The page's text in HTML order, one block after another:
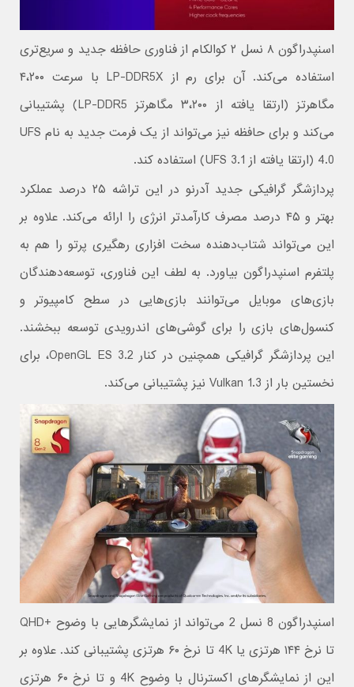
اسنپدراگون ۸ نسل ۲ کوالکام از فناوری حافظه جدید و سریع‌تری
استفاده می‌کند. آن برای رم از LP-DDR5X با سرعت ۴،۲۰۰
مگاهرتز (ارتقا یافته از ۳،۲۰۰ مگاهرتز LP-DDR5) پشتیبانی
می‌کند و برای حافظه نیز می‌تواند از یک فرمت جدید به نام UFS
4.0 (ارتقا یافته از UFS 3.1) استفاده کند.
پردازشگر گرافیکی جدید آدرنو در این تراشه ۲۵ درصد عملکرد
بهتر و ۴۵ درصد مصرف کارآمدتر انرژی را ارائه می‌کند. علاوه بر
این می‌تواند شتاب‌دهنده سخت افزاری رهگیری پرتو را هم به
پلتفرم اسنپدراگون بیاورد. به لطف این فناوری، توسعه‌دهندگان
بازی‌های موبایل می‌توانند بازی‌هایی در سطح کامپیوتر و
کنسول‌های بازی را برای گوشی‌های اندرویدی توسعه ببخشند.
این پردازشگر گرافیکی همچنین در کنار OpenGL ES 3.2، برای
نخستین بار از Vulkan 1.3 نیز پشتیبانی می‌کند.
اسنپدراگون 8 نسل 2 می‌تواند از نمایشگرهایی با وضوح +QHD
تا نرخ ۱۴۴ هرتزی یا 4K تا نرخ ۶۰ هرتزی پشتیبانی کند. علاوه بر
این از نمایشگرهای اکسترنال با وضوح 4K و تا نرخ ۶۰ هرتزی